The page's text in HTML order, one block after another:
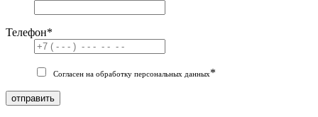
Телефон*
Согласен на обработку персональных данных*
отправить